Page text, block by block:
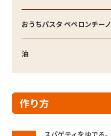
おうちパスタ ペペロンチーノ
油
作り方
作り方1：
スパゲティをゆでる。